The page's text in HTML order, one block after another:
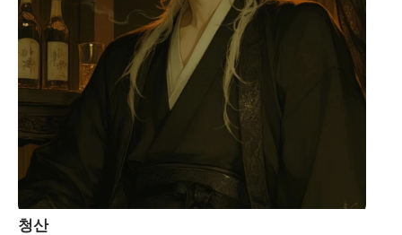
청산